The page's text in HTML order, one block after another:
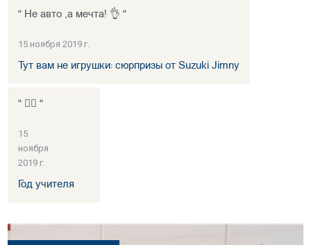
“ Не авто ,а мечта! 👌 “
15 ноября 2019 г.
Тут вам не игрушки: сюрпризы от Suzuki Jimny
“ 👍🏻 “
15
ноября
2019 г.
Год учителя